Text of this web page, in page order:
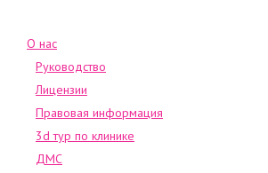
О нас
Руководство
Лицензии
Правовая информация
3d тур по клинике
ДМС